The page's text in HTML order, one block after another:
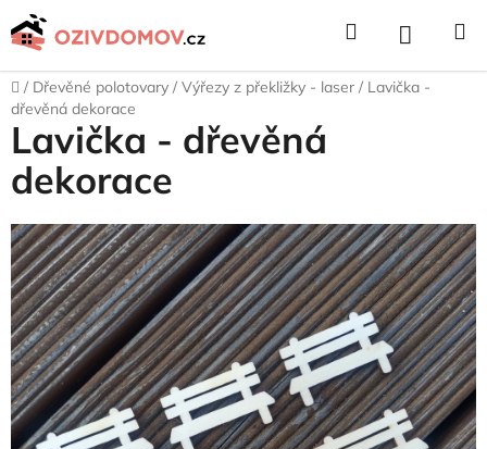
Přejít
na
Hledat NÁKUPNÍ
KOŠÍK
Domů
/ Dřevěné polotovary / Výřezy z překližky - laser / Lavička -
dřevěná dekorace
Lavička - dřevěná
dekorace